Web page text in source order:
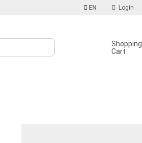
EN Login
Shopping
Cart